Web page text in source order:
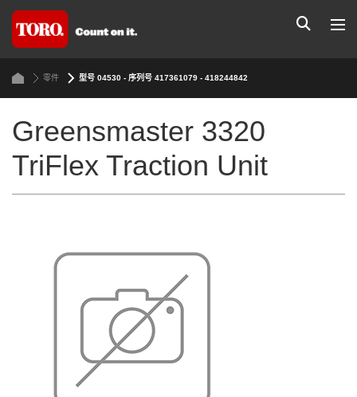
零件 型号 04530 - 序列号 417361079 - 418244842
Greensmaster 3320
TriFlex Traction Unit